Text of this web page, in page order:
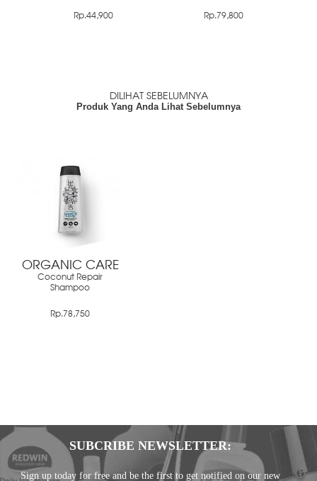
Rp.44,900 Rp.79,800
DILIHAT SEBELUMNYA
Produk Yang Anda Lihat Sebelumnya
ORGANIC CARE
Coconut Repair
Shampoo
Rp.78,750
SUBCRIBE NEWSLETTER:
Sign up today for free and be the first to get notified on our new